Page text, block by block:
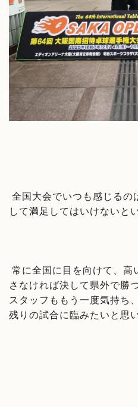
全国大会でいつも感じるの
して満足してはいけないと
常に全国に目を向けて、高
さなければ決して県外で勝
スタッフももう一度気持ち
残りの試合に臨みたいと思